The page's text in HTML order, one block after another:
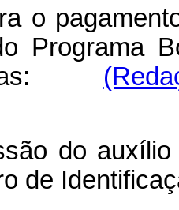
o
Programa
do
de